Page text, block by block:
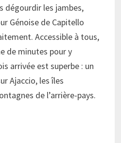
dégourdir les jambes,
Génoise de Capitello
Accessible à tous,
de minutes pour y
arrivée est superbe : un
Ajaccio, les îles
de l’arrière-pays.